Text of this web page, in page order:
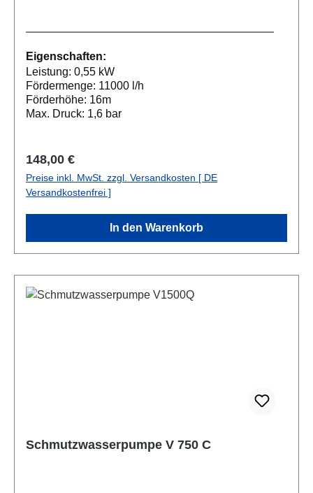
Eigenschaften:
Leistung: 0,55 kW
Fördermenge: 11000 l/h
Förderhöhe: 16m
Max. Druck: 1,6 bar
Regulärer Preis:
148,00 €
Preise inkl. MwSt. zzgl. Versandkosten [ DE
Versandkostenfrei ]
In den Warenkorb
Schmutzwasserpumpe V 750 C